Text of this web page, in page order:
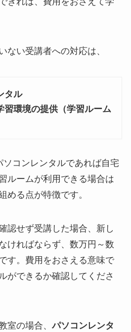
ない受講者への対応は、
タル
習環境の提供（学習ルーム
コンレンタルであれば自宅
ルームが利用できる場合は
める点が特徴です。
認せず受講した場合、新し
ければならず、数万円～数
す。費用をおさえる意味で
ができるか確認してくださ
室の場合、パソコンレンタ